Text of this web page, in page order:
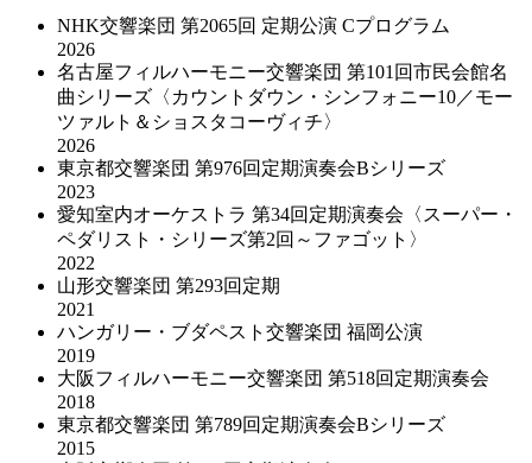
NHK交響楽団 第2065回 定期公演 Cプログラム
2026
名古屋フィルハーモニー交響楽団 第101回市民会館名
曲シリーズ〈カウントダウン・シンフォニー10／モー
ツァルト＆ショスタコーヴィチ〉
2026
東京都交響楽団 第976回定期演奏会Bシリーズ
2023
愛知室内オーケストラ 第34回定期演奏会〈スーパー・
ペダリスト・シリーズ第2回～ファゴット〉
2022
山形交響楽団 第293回定期
2021
ハンガリー・ブダペスト交響楽団 福岡公演
2019
大阪フィルハーモニー交響楽団 第518回定期演奏会
2018
東京都交響楽団 第789回定期演奏会Bシリーズ
2015